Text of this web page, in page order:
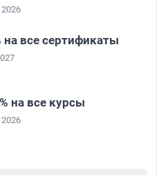
2026
на все сертификаты
на все курсы
2026